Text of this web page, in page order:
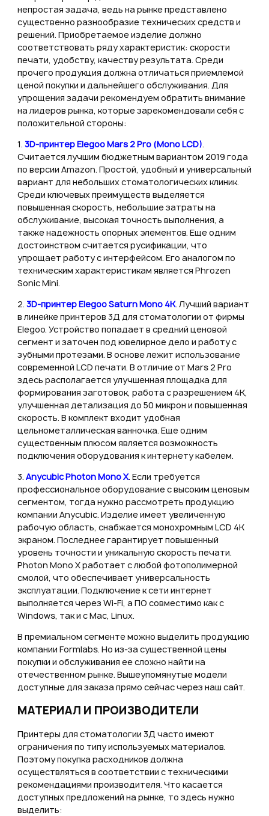
непростая задача, ведь на рынке представлено
существенно разнообразие технических средств и
решений. Приобретаемое изделие должно
соответствовать ряду характеристик: скорости
печати, удобству, качеству результата. Среди
прочего продукция должна отличаться приемлемой
ценой покупки и дальнейшего обслуживания. Для
упрощения задачи рекомендуем обратить внимание
на лидеров рынка, которые зарекомендовали себя с
положительной стороны:
1. 3D-принтер Elegoo Mars 2 Pro (Mono LCD).
Считается лучшим бюджетным вариантом 2019 года
по версии Amazon. Простой, удобный и универсальный
вариант для небольших стоматологических клиник.
Среди ключевых преимуществ выделяется
повышенная скорость, небольшие затраты на
обслуживание, высокая точность выполнения, а
также надежность опорных элементов. Еще одним
достоинством считается русификации, что
упрощает работу с интерфейсом. Его аналогом по
техническим характеристикам является Phrozen
Sonic Mini.
2. 3D-принтер Elegoo Saturn Mono 4K. Лучший вариант
в линейке принтеров 3Д для стоматологии от фирмы
Elegoo. Устройство попадает в средний ценовой
сегмент и заточен под ювелирное дело и работу с
зубными протезами. В основе лежит использование
современной LCD печати. В отличие от Mars 2 Pro
здесь располагается улучшенная площадка для
формирования заготовок, работа с разрешением 4K,
улучшенная детализация до 50 микрон и повышенная
скорость. В комплект входит удобная
цельнометаллическая ванночка. Еще одним
существенным плюсом является возможность
подключения оборудования к интернету кабелем.
3. Anycubic Photon Mono X. Если требуется
профессиональное оборудование с высоким ценовым
сегментом, тогда нужно рассмотреть продукцию
компании Anycubic. Изделие имеет увеличенную
рабочую область, снабжается монохромным LCD 4K
экраном. Последнее гарантирует повышенный
уровень точности и уникальную скорость печати.
Photon Mono X работает с любой фотополимерной
смолой, что обеспечивает универсальность
эксплуатации. Подключение к сети интернет
выполняется через Wi-Fi, а ПО совместимо как с
Windows, так и с Mac, Linux.
В премиальном сегменте можно выделить продукцию
компании Formlabs. Но из-за существенной цены
покупки и обслуживания ее сложно найти на
отечественном рынке. Вышеупомянутые модели
доступные для заказа прямо сейчас через наш сайт.
МАТЕРИАЛ И ПРОИЗВОДИТЕЛИ
Принтеры для стоматологии 3Д часто имеют
ограничения по типу используемых материалов.
Поэтому покупка расходников должна
осуществляться в соответствии с техническими
рекомендациями производителя. Что касается
доступных предложений на рынке, то здесь нужно
выделить: